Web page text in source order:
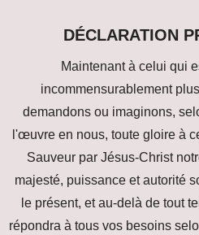
DÉCLARATION
Maintenant à celui qui
incommensurablement
demandons ou imaginons,
l'œuvre en nous, toute gloire à
Sauveur par Jésus-Christ
majesté, puissance et autorité
le présent, et au-delà de tout
répondra à tous vos besoins